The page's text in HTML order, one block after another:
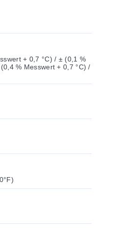
+ 0,7 °C) / ± (0,1 %